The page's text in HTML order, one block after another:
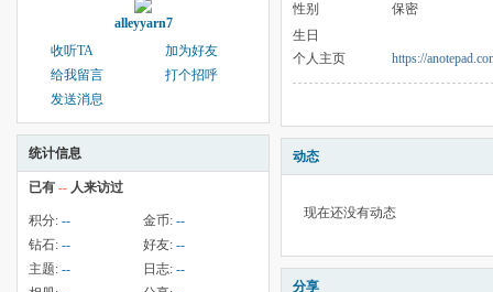
alleyyarn7
收听TA
加为好友
给我留言
打个招呼
发送消息
统计信息
已有 -- 人来访过
积分: -- 金币: --
钻石: -- 好友: --
主题: -- 日志: --
性别
保密
生日
个人主页
https://
动态
现在还没有动态
分享